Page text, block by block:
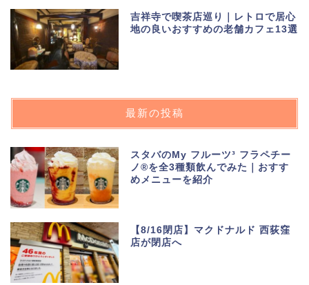
吉祥寺で喫茶店巡り｜レトロで居心
地の良いおすすめの老舗カフェ13選
最新の投稿
スタバのMy フルーツ³ フラペチー
ノ®を全3種類飲んでみた｜おすす
めメニューを紹介
【8/16閉店】マクドナルド 西荻窪
店が閉店へ